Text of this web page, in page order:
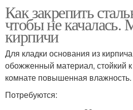
Как закрепить
чтобы не качалась.
кирпичи
Для кладки основания из
обожженный материал, стойкий к
комнате повышенная влажность.
Потребуются: